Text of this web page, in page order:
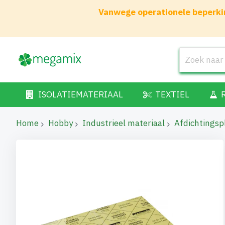
Vanwege operationele
ISOLATIEMATERIAAL TEXTIEL
Home Hobby Industrieel materiaal